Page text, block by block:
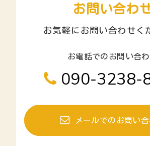
お問い合わ
お気軽にお問い合わせく
お電話でのお問い合
090-3238-
メールでのお問い